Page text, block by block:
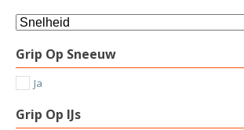
Grip Op Sneeuw
Ja
Grip Op IJs